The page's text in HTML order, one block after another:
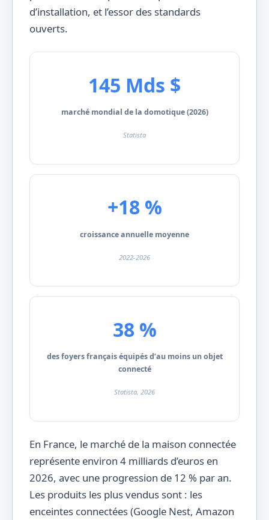
d’installation, et l’essor des standards
ouverts.
145 Mds $
marché mondial de la domotique (2026)
Statista
+18 %
croissance annuelle moyenne
2022-2026
38 %
des foyers français équipés d’au moins un objet
connecté
Statista, 2026
En France, le marché de la maison connectée
représente environ 4 milliards d’euros en
2026, avec une progression de 12 % par an.
Les produits les plus vendus sont : les
enceintes connectées (Google Nest, Amazon